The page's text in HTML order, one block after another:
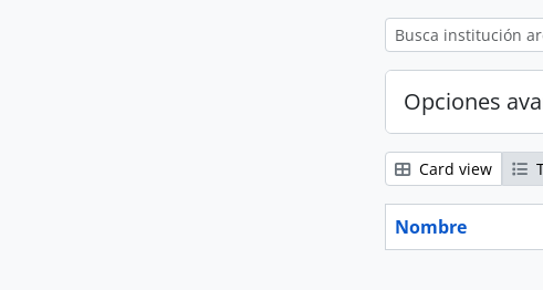
Opciones
Card view
Nombre